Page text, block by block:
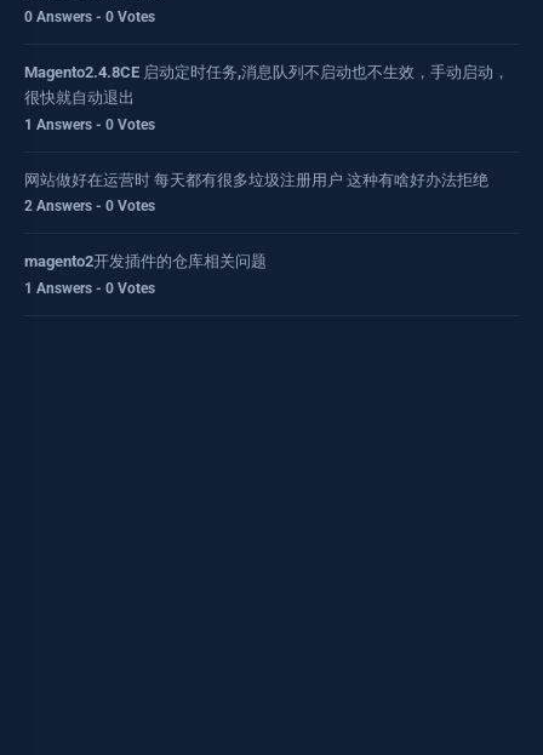
0 Answers - 0 Votes
Magento2.4.8CE 启动定时任务,消息队列不启动也不生效，手动启动，
很快就自动退出
1 Answers - 0 Votes
网站做好在运营时 每天都有很多垃圾注册用户 这种有啥好办法拒绝
2 Answers - 0 Votes
magento2开发插件的仓库相关问题
1 Answers - 0 Votes